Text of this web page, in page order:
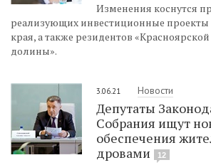
Изменения коснутся
реализующих инвестиционные проекты
края, а также резидентов
долины».
3.06.21 Новости
Депутаты
Собрания ищут
обеспечения
дровами
12